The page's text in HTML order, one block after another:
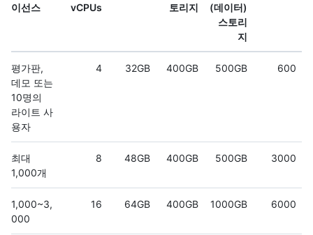
이선스
vCPUs
토리지
(데이터)
스토리
지
평가판,
데모 또는
10명의
라이트 사
용자
4 32GB 400GB 500GB 600
최대
1,000개
8 48GB 400GB 500GB 3000
1,000~3,
000
16 64GB 400GB 1000GB 6000